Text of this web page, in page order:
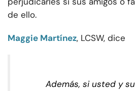
de ello.
Maggie Martínez, LCSW, dice
Además, si usted y